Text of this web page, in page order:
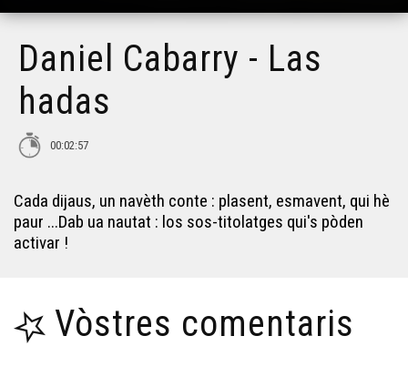
Lectura: Solange Lorraine
Jan Dau Melhau declama un poema de Marcela
Daniel Cabarry - Las
hadas
00:02:57
Cada dijaus, un navèth conte : plasent, esmavent, qui hè
paur ...Dab ua nautat : los sos-titolatges qui's pòden
activar !
Vòstres comentaris